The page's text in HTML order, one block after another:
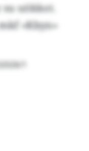
uökkot.
«Kbyn»
1